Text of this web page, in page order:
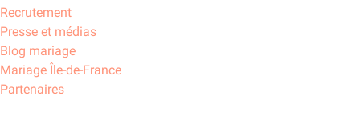
Recrutement
Presse et médias
Blog mariage
Mariage Île-de-France
Partenaires